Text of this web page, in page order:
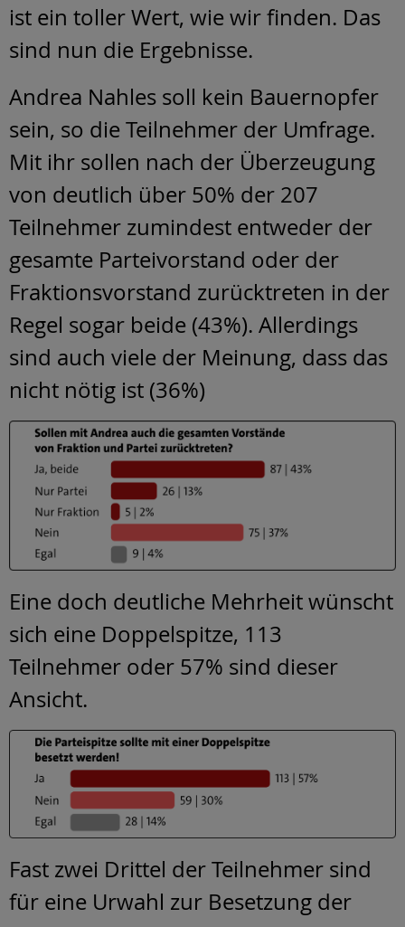
ist ein toller Wert, wie wir finden. Das
sind nun die Ergebnisse.
Andrea Nahles soll kein Bauernopfer
sein, so die Teilnehmer der Umfrage.
Mit ihr sollen nach der Überzeugung
von deutlich über 50% der 207
Teilnehmer zumindest entweder der
gesamte Parteivorstand oder der
Fraktionsvorstand zurücktreten in der
Regel sogar beide (43%). Allerdings
sind auch viele der Meinung, dass das
nicht nötig ist (36%)
Eine doch deutliche Mehrheit wünscht
sich eine Doppelspitze, 113
Teilnehmer oder 57% sind dieser
Ansicht.
Fast zwei Drittel der Teilnehmer sind
für eine Urwahl zur Besetzung der